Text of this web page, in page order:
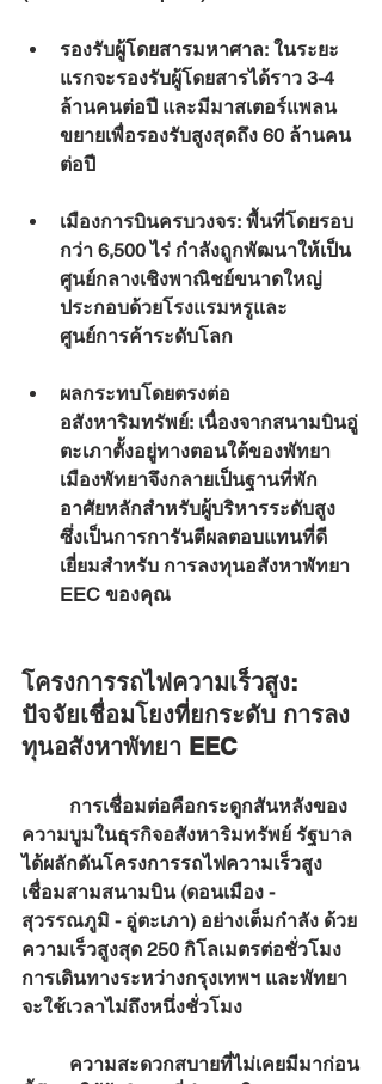
รองรับผู้โดยสารมหาศาล: ในระยะ
แรกจะรองรับผู้โดยสารได้ราว 3-4
ล้านคนต่อปี และมีมาสเตอร์แพลน
ขยายเพื่อรองรับสูงสุดถึง 60 ล้านคน
ต่อปี
เมืองการบินครบวงจร: พื้นที่โดยรอบ
กว่า 6,500 ไร่ กำลังถูกพัฒนาให้เป็น
ศูนย์กลางเชิงพาณิชย์ขนาดใหญ่
ประกอบด้วยโรงแรมหรูและ
ศูนย์การค้าระดับโลก
ผลกระทบโดยตรงต่อ
อสังหาริมทรัพย์: เนื่องจากสนามบินอู่
ตะเภาตั้งอยู่ทางตอนใต้ของพัทยา
เมืองพัทยาจึงกลายเป็นฐานที่พัก
อาศัยหลักสำหรับผู้บริหารระดับสูง
ซึ่งเป็นการการันตีผลตอบแทนที่ดี
เยี่ยมสำหรับ การลงทุนอสังหาพัทยา
EEC ของคุณ
โครงการรถไฟความเร็วสูง:
ปัจจัยเชื่อมโยงที่ยกระดับ การลง
ทุนอสังหาพัทยา EEC
ความบูมในธุรกิจอสังหาริมทรัพย์ รัฐบาล
ได้ผลักดันโครงการรถไฟความเร็วสูง
เชื่อมสามสนามบิน (ดอนเมือง -
สุวรรณภูมิ - อู่ตะเภา) อย่างเต็มกำลัง ด้วย
ความเร็วสูงสุด 250 กิโลเมตรต่อชั่วโมง
การเดินทางระหว่างกรุงเทพฯ และพัทยา
จะใช้เวลาไม่ถึงหนึ่งชั่วโมง